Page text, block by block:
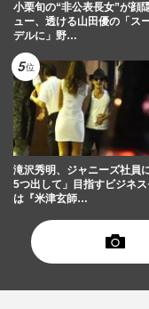
小栗旬の“非公表長女”が顔
ュー、透ける山田優の「ス
デルに」野…
滝沢秀明、ジャニーズ社員
5つ出して」目指すビジネ
は『米津玄師…